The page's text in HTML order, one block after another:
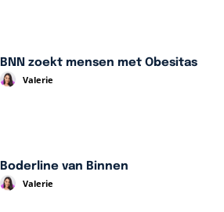
BNN zoekt mensen met Obesitas
Valerie
Boderline van Binnen
Valerie